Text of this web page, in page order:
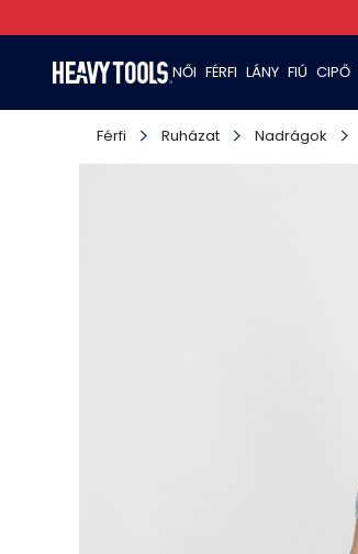
NŐI FÉRFI LÁNY FIÚ CIPŐ
Férfi Ruházat Nadrágok